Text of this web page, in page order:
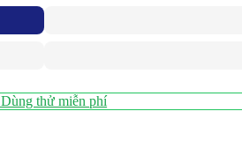
Dùng thử miễn phí